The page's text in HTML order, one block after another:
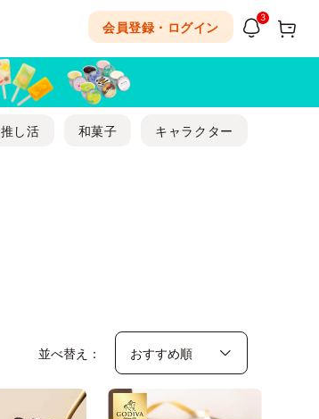
会員登録・ログイン
3
推し活 和菓子 キャラクター
並べ替え：